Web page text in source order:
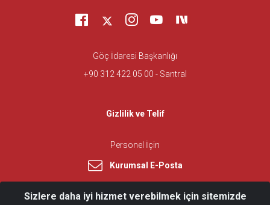
Göç İdaresi Başkanlığı
+90 312 422 05 00 - Santral
Gizlilik ve Telif
Personel İçin
Kurumsal E-Posta
Sizlere daha iyi hizmet verebilmek için sitemizde